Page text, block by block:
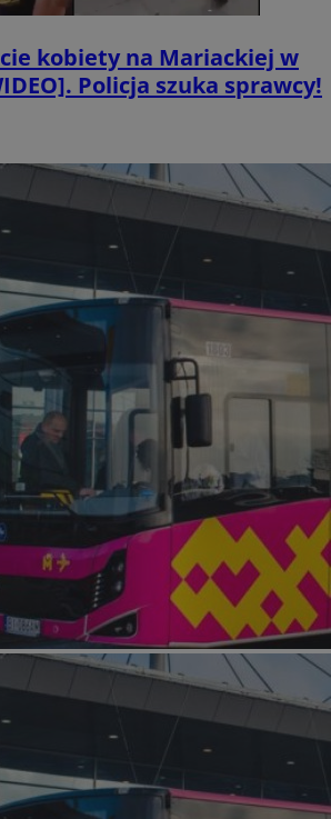
kobiety na Mariackiej w
Policja szuka sprawcy!